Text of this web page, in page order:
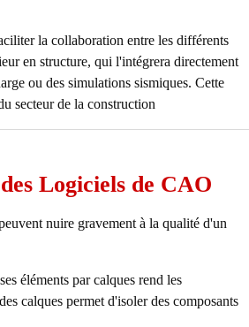
la collaboration entre les différents
en structure, qui l'intégrera directement
ou des simulations sismiques. Cette
secteur de la construction.
Logiciels de CAO
nuire gravement à la qualité d'un
éléments par calques rend les
calques permet d'isoler des composants